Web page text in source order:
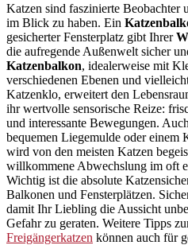
Katzen sind faszinierte Beobachter
im Blick zu haben. Ein
gesicherter Fensterplatz gibt Ihrer
die aufregende Außenwelt sicher
Katzenbalkon, idealerweise mit
verschiedenen Ebenen und
Katzenklo, erweitert den
ihr wertvolle sensorische Reize:
und interessante Bewegungen.
bequemen Liegemulde oder einem
wird von den meisten Katzen
willkommene Abwechslung im oft
Wichtig ist die absolute
Balkonen und Fensterplätzen.
damit Ihr Liebling die Aussicht
Gefahr zu geraten. Weitere Tipps
Freigängerkatzen können auch für